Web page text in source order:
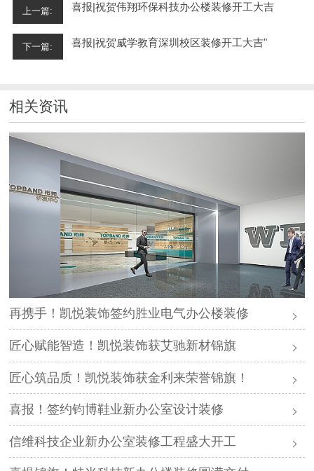
上一篇: 喜报|祝贺伟翔环保科技办公楼装修开工大吉
下一篇: 喜报|祝贺威学教育深圳校区装修开工大吉"
相关资讯
再携手！凯悦装饰签约胜业电气办公楼装修
匠心赋能智造！凯悦装饰获艾驰新材锦旗
匠心筑品质！凯悦装饰获金利来荣誉锦旗！
喜报！签约钧博鞋业新办公室设计装修
信维科技企业新办公室装修工程盛大开工